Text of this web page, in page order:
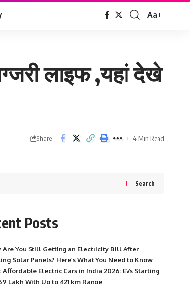
Font
Aa
लाइफ ,यहां देखे
Share 4 Min Read
Search
Posts
Are You Still Getting an Electricity Bill After
Solar Panels? Here’s What You Need to Know
Affordable Electric Cars in India 2026: EVs Starting
Lakh With Up to 421 km Range